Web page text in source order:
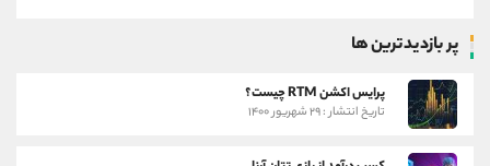
پر بازدیدترین ها
پرایس اکشن RTM چیست؟
تاریخ انتشار : ۲۹ شهریور ۱۴۰۰